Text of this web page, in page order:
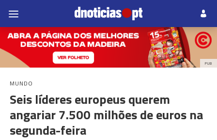
PUB
MUNDO
Seis líderes europeus querem
angariar 7.500 milhões de euros na
segunda-feira